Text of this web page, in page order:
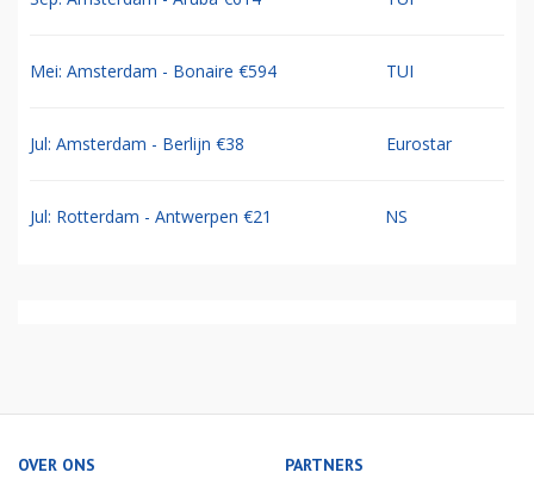
Mei: Amsterdam - Bonaire €594 TUI
Jul: Amsterdam - Berlijn €38 Eurostar
Jul: Rotterdam - Antwerpen €21 NS
OVER ONS PARTNERS